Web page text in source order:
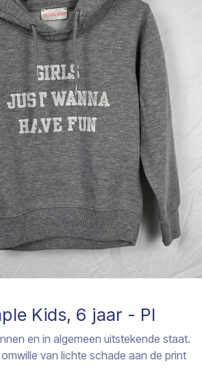
Kids, 6 jaar - PI
en in algemeen uitstekende staat.
van lichte schade aan de print